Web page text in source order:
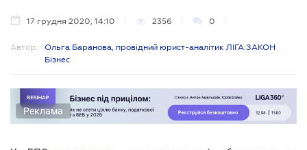
17 грудня 2020, 14:10 2356 0
Автор:
Ольга Баранова, провідний юрист-аналітик ЛІГА:ЗАКОН
Бізнес
Реклама